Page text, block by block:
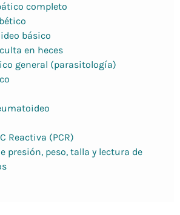
completo
básico
en heces
general (parasitología)
C Reactiva (PCR)
presión, peso, talla y lectura de